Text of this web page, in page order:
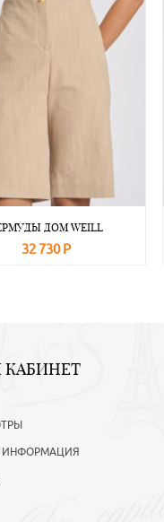
ДОМ WEILL
32 730 Р